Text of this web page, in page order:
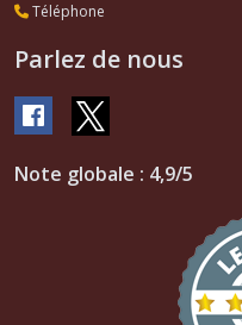
Téléphone
Parlez de nous
Note globale : 4,9/5